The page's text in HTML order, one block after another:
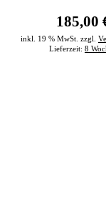
185,00
inkl. 19 % MwSt. zzgl.
Lieferzeit: 8